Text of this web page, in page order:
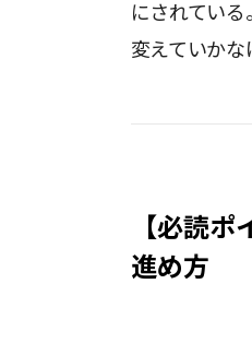
にされてい
変えていかな
【必読
進め方